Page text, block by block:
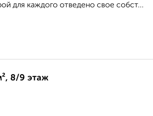
для каждого отведено свое собст...
8/9 этаж